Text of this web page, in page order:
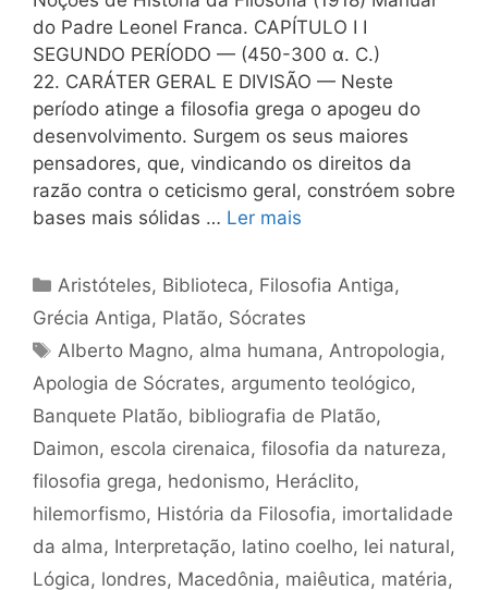
do Padre Leonel Franca. CAPÍTULO I I
SEGUNDO PERÍODO — (450-300 α. C.)
22. CARÁTER GERAL Ε DIVISÃO — Neste
período atinge a filosofia grega o apogeu do
desenvolvimento. Surgem os seus maiores
pensadores, que, vindicando os direitos da
razão contra o ceticismo geral, constróem sobre
bases mais sólidas … Ler mais
Categorias
Aristóteles, Biblioteca, Filosofia Antiga,
Grécia Antiga, Platão, Sócrates
Tags
Alberto Magno, alma humana, Antropologia,
Apologia de Sócrates, argumento teológico,
Banquete Platão, bibliografia de Platão,
Daimon, escola cirenaica, filosofia da natureza,
filosofia grega, hedonismo, Heráclito,
hilemorfismo, História da Filosofia, imortalidade
da alma, Interpretação, latino coelho, lei natural,
Lógica, londres, Macedônia, maiêutica, matéria,